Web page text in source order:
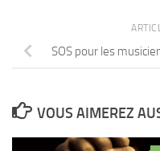
SOS pour les
VOUS AIMEREZ